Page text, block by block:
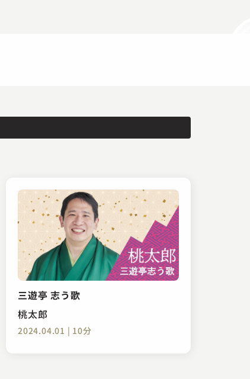
三遊亭 志う歌
桃太郎
2024.04.01 | 10分